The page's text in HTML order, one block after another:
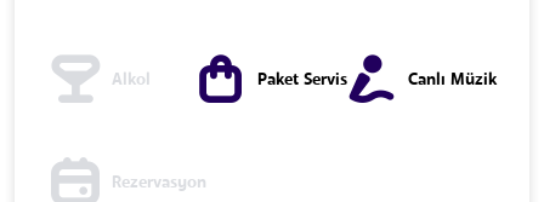
Alkol Paket Servis Canlı Müzik
Rezervasyon